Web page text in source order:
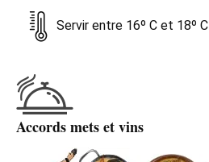
Servir entre 16º C et 18º C
Accords mets et vins